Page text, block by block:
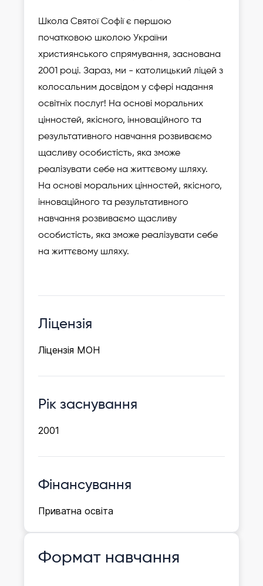
Школа Святої Софії є першою
початковою школою України
християнського спрямування, заснована
2001 році. Зараз, ми - католицький ліцей з
колосальним досвідом у сфері надання
освітніх послуг! На основі моральних
цінностей, якісного, інноваційного та
результативного навчання розвиваємо
щасливу особистість, яка зможе
реалізувати себе на життєвому шляху.
На основі моральних цінностей, якісного,
інноваційного та результативного
навчання розвиваємо щасливу
особистість, яка зможе реалізувати себе
на життєвому шляху.
Ліцензія
Ліцензія МОН
Рік заснування
2001
Фінансування
Приватна освіта
Формат навчання